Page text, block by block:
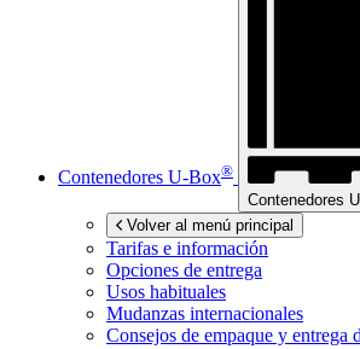
Contenedores U-Box®
Contenedores
Volver al menú principal
Tarifas e información
Opciones de entrega
Usos habituales
Mudanzas internacionales
Consejos de empaque y entrega